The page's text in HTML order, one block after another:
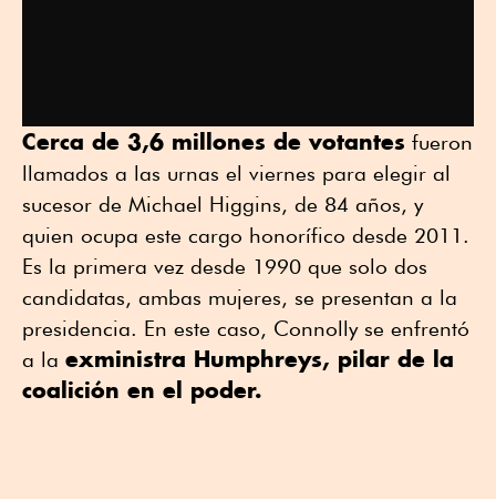
Cerca de 3,6 millones de votantes fueron
llamados a las urnas el viernes para elegir al
sucesor de Michael Higgins, de 84 años, y
quien ocupa este cargo honorífico desde 2011.
Es la primera vez desde 1990 que solo dos
candidatas, ambas mujeres, se presentan a la
presidencia. En este caso, Connolly se enfrentó
a la exministra Humphreys, pilar de la
coalición en el poder.